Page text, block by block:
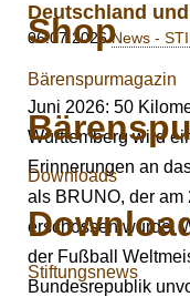
Shop
Bärenspurmagazin
Downloads
Stiftungsnews
Deutschland
06.07.2026News -
Juni 2026: 50
Württemberg wird
Erinnerungen an
als BRUNO, der am
erschossen wurde.
der Fußball
Bundesrepublik